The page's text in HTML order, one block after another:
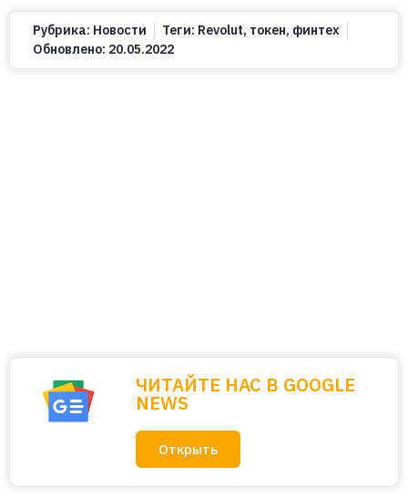
Рубрика: Новости Теги: Revolut, токен, финтех
Обновлено: 20.05.2022
ЧИТАЙТЕ НАС В GOOGLE
NEWS
Открыть